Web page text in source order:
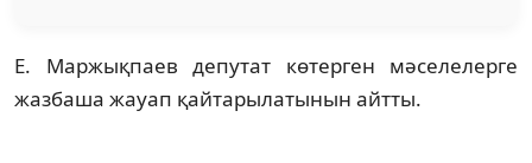
Е. Маржықпаев депутат көтерген мәселелерге
жазбаша жауап қайтарылатынын айтты.